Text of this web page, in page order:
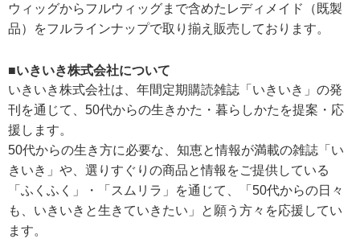
ウィッグからフルウィッグまで含めたレディメイド（既製
品）をフルラインナップで取り揃え販売しております。
■いきいき株式会社について
いきいき株式会社は、年間定期購読雑誌「いきいき」の発
刊を通じて、50代からの生きかた・暮らしかたを提案・応
援します。
50代からの生き方に必要な、知恵と情報が満載の雑誌「い
きいき」や、選りすぐりの商品と情報をご提供している
「ふくふく」・「スムリラ」を通じて、「50代からの日々
も、いきいきと生きていきたい」と願う方々を応援してい
ます。